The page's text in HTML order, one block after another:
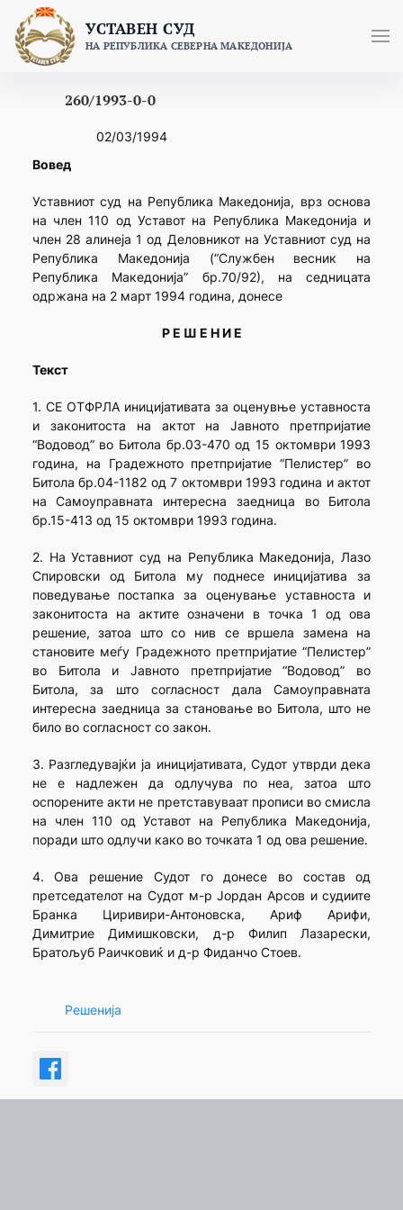
content
УСТАВЕН СУД
НА РЕПУБЛИКА СЕВЕРНА МАКЕДОНИЈА
260/1993-0-0
02/03/1994
Вовед
Уставниот суд на Република Македонија, врз основа
на член 110 од Уставот на Република Македонија и
член 28 алинеја 1 од Деловникот на Уставниот суд на
Република Македонија (“Службен весник на
Република Македонија” бр.70/92), на седницата
одржана на 2 март 1994 година, донесе
Р Е Ш Е Н И Е
Текст
1. СЕ ОТФРЛА иницијативата за оценувње уставноста
и законитоста на актот на Јавното претпријатие
“Водовод” во Битола бр.03-470 од 15 октомври 1993
година, на Градежното претпријатие “Пелистер” во
Битола бр.04-1182 од 7 октомври 1993 година и актот
на Самоуправната интересна заедница во Битола
бр.15-413 од 15 октомври 1993 година.
2. На Уставниот суд на Република Македонија, Лазо
Спировски од Битола му поднесе иницијатива за
поведување постапка за оценување уставноста и
законитоста на актите означени в точка 1 од ова
решение, затоа што со нив се вршела замена на
становите меѓу Градежното претпријатие “Пелистер”
во Битола и Јавното претпријатие “Водовод” во
Битола, за што согласност дала Самоуправната
интересна заедница за становање во Битола, што не
било во согласност со закон.
3. Разгледувајќи ја иницијативата, Судот утврди дека
не е надлежен да одлучува по неа, затоа што
оспорените акти не претставуваат прописи во смисла
на член 110 од Уставот на Република Македонија,
поради што одлучи како во точката 1 од ова решение.
4. Ова решение Судот го донесе во состав од
претседателот на Судот м-р Јордан Арсов и судиите
Бранка Циривири-Антоновска, Ариф Арифи,
Димитрие Димишковски, д-р Филип Лазарески,
Братољуб Раичковиќ и д-р Фиданчо Стоев.
Решенија